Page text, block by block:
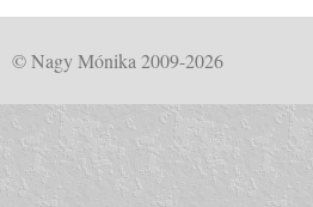
© Nagy Mónika 2009-2026